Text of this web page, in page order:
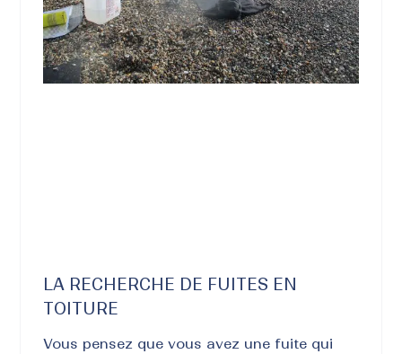
LA RECHERCHE DE FUITES EN
TOITURE
Vous pensez que vous avez une fuite qui